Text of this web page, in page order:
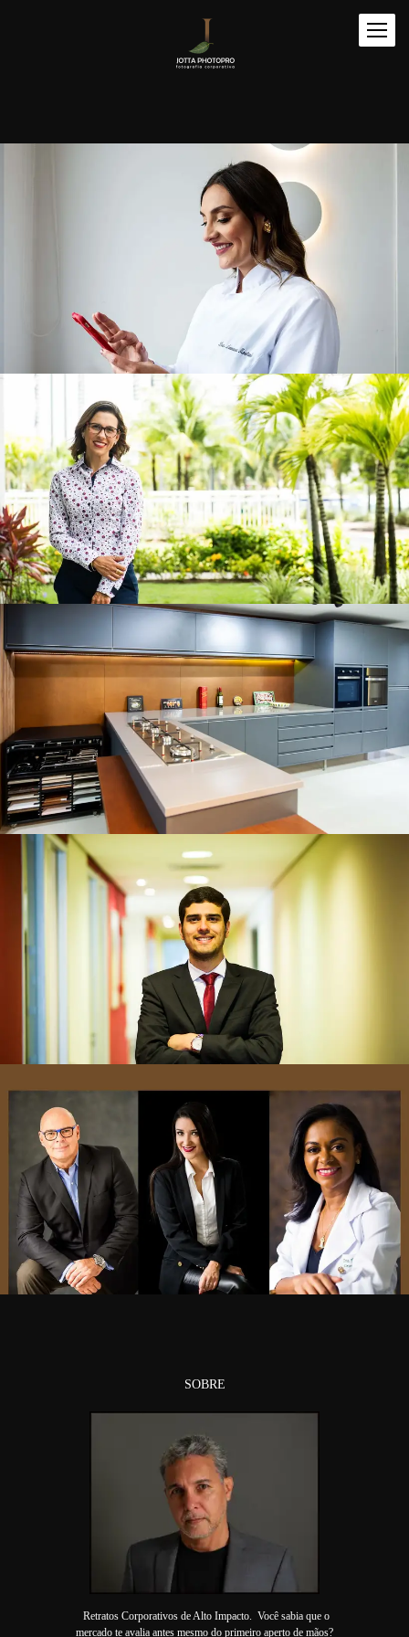
SOBRE
Retratos Corporativos de Alto Impacto. Você sabia que o
mercado te avalia antes mesmo do primeiro aperto de mãos?